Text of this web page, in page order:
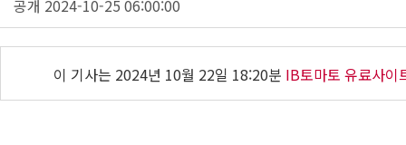
공개 2024-10-25 06:00:00
이 기사는 2024년 10월 22일 18:20분 IB토마토 유료사이